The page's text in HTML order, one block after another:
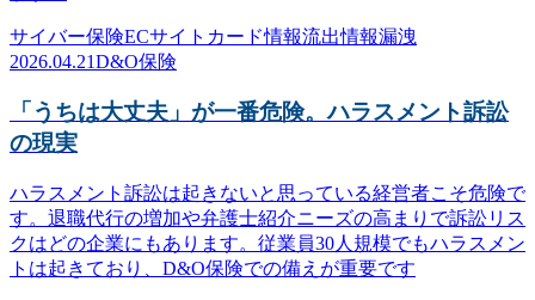
サイバー保険ECサイト カード情報流出情報漏洩
2026.04.21D&O保険
「うちは大丈夫」が一番危険。ハラスメント訴訟
の現実
ハラスメント訴訟は起きないと思っている経営者こそ危険で
す。退職代行の増加や弁護士紹介ニーズの高まりで訴訟リス
クはどの企業にもあります。従業員30人規模でもハラスメン
トは起きており、D&O保険での備えが重要です